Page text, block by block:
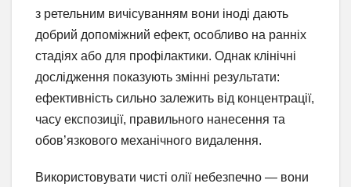
з ретельним вичісуванням вони іноді дають
добрий допоміжний ефект, особливо на ранніх
стадіях або для профілактики. Однак клінічні
дослідження показують змінні результати:
ефективність сильно залежить від концентрації,
часу експозиції, правильного нанесення та
обов’язкового механічного видалення.
Використовувати чисті олії небезпечно — вони